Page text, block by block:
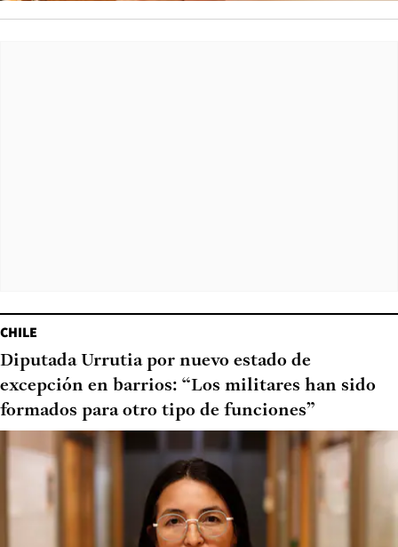
CHILE
Diputada Urrutia por nuevo estado de
excepción en barrios: “Los militares han sido
formados para otro tipo de funciones”